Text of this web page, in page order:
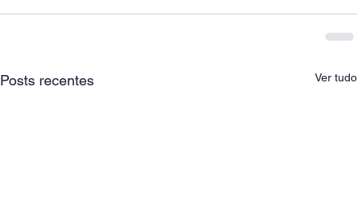
Posts recentes Ver tudo